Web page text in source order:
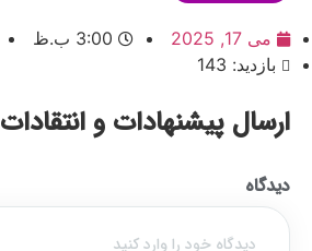
می 17, 2025 3:00 ب.ظ
بازدید: 143
ارسال پیشنهادات و انتقادات
دیدگاه